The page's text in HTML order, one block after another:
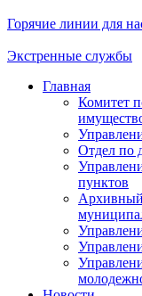
Горячие линии для
Экстренные службы
Главная
Комитет
Отдел по
пунктов
Архивный